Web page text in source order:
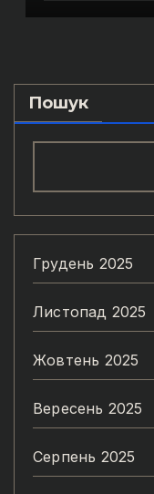
Пупени»
Пошук
Грудень 2025
Листопад 2025
Жовтень 2025
Вересень 2025
Серпень 2025